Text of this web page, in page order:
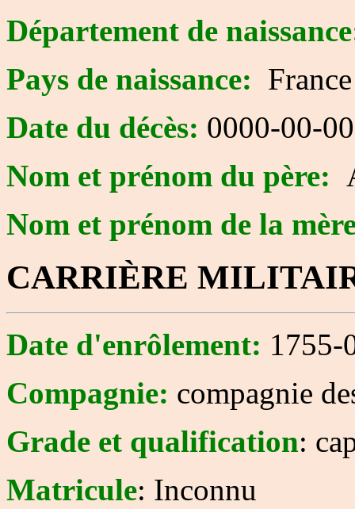
Département de
Pays de naissance: France
Date du décès: 0000-00-00
Nom et prénom du père:
Nom et prénom de la
CARRIÈRE
Date d'enrôlement: 1755-
Compagnie: compagnie
Grade et qualification:
Matricule: Inconnu